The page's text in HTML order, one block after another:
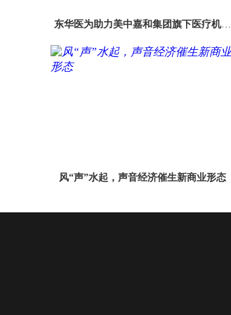
东华医为助力美中嘉和集团旗下医疗机构
风“声”水起，声音经济催生新商业形态